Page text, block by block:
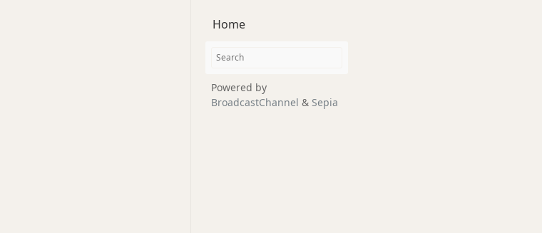
Home
Powered by
BroadcastChannel & Sepia